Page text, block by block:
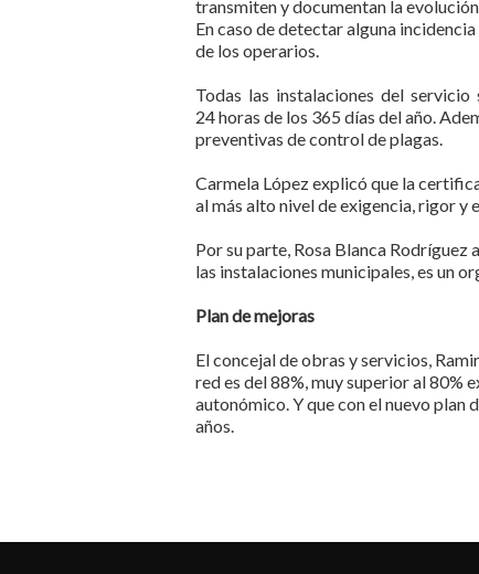
transmiten y documentan la
En caso de detectar alguna
de los operarios.
Todas las instalaciones del servicio
24 horas de los 365 días del año.
preventivas de control de plagas.
Carmela López explicó que la
al más alto nivel de exigencia, rigor y
Por su parte, Rosa Blanca Rodríguez
las instalaciones municipales, es un
Plan de mejoras
El concejal de obras y servicios,
red es del 88%, muy superior al 80%
autonómico. Y que con el nuevo
años.